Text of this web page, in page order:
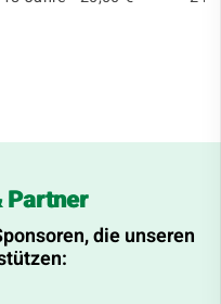
Partner
die unseren